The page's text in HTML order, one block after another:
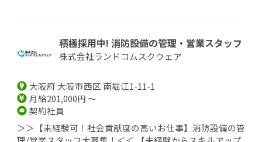
積極採用中! 消防設備の管理・営業スタッフ
株式会社ランドコムスクウェア
大阪府 大阪市西区 南堀江1-11-1
月給201,000円 ～
契約社員
＞＞【未経験可！社会貢献度の高いお仕事】消防設備の管